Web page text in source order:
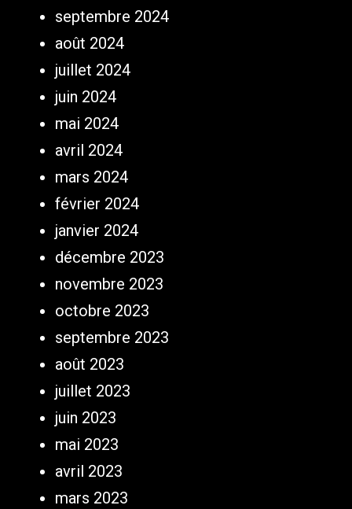
septembre 2024
août 2024
juillet 2024
juin 2024
mai 2024
avril 2024
mars 2024
février 2024
janvier 2024
décembre 2023
novembre 2023
octobre 2023
septembre 2023
août 2023
juillet 2023
juin 2023
mai 2023
avril 2023
mars 2023